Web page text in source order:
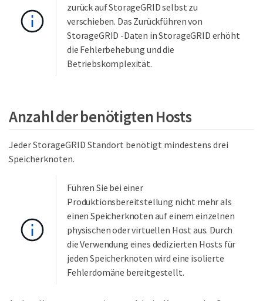
zurück auf StorageGRID selbst zu
verschieben. Das Zurückführen von
StorageGRID -Daten in StorageGRID erhöht
die Fehlerbehebung und die
Betriebskomplexität.
Anzahl der benötigten Hosts
Jeder StorageGRID Standort benötigt mindestens drei
Speicherknoten.
Führen Sie bei einer
Produktionsbereitstellung nicht mehr als
einen Speicherknoten auf einem einzelnen
physischen oder virtuellen Host aus. Durch
die Verwendung eines dedizierten Hosts für
jeden Speicherknoten wird eine isolierte
Fehlerdomäne bereitgestellt.